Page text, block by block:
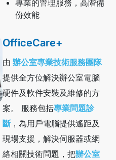
專業的管理服務，高階備
份效能
OfficeCare+
由 辦公室專業技術服務團隊
提供全方位解決辦公室電腦
硬件及軟件安裝及維修的方
案。 服務包括專業問題診
斷，為用戶電腦提供遙距及
現場支援，解決伺服器或網
絡相關技術問題，把辦公室